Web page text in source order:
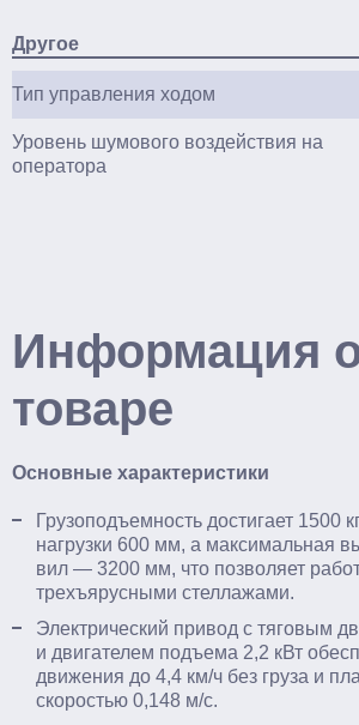
Другое
Тип управления ходом
Уровень шумового воздействия на
оператора
Информация
товаре
Основные характеристики
Грузоподъемность достигает 1500
нагрузки 600 мм, а максимальная
вил — 3200 мм, что позволяет
трехъярусными стеллажами.​
Электрический привод с тяговым
и двигателем подъема 2,2 кВт
движения до 4,4 км/ч без груза и
скоростью 0,148 м/с.​